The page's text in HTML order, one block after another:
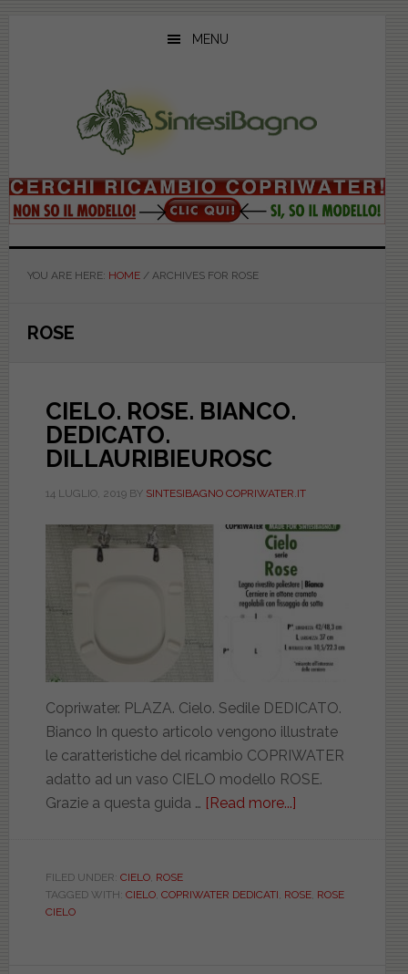
MENU
YOU ARE HERE: HOME /ARCHIVES FOR ROSE
ROSE
CIELO. ROSE. BIANCO.
DEDICATO.
DILLAURIBIEUROSC
14 LUGLIO, 2019BY SINTESIBAGNO COPRIWATER.IT
Copriwater. PLAZA. Cielo. Sedile DEDICATO.
Bianco In questo articolo vengono illustrate
le caratteristiche del ricambio COPRIWATER
adatto ad un vaso CIELO modello ROSE.
Grazie a questa guida … [Read more...]
DEDICATO.
FILED UNDER: CIELO, ROSE
TAGGED WITH: CIELO, COPRIWATER DEDICATI ROSE, ROSE
CIELO